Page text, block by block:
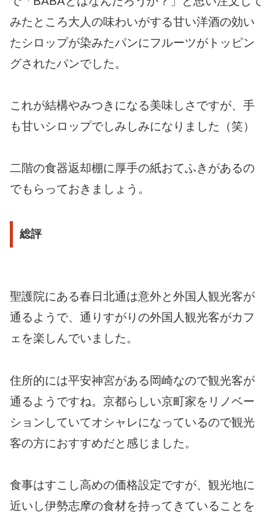
みたところ大人の味わいがする甘い洋酒の効い
たシロップが染みたパンにフルーツがトッピン
グされたパンでした。
これが結構やみつきになる美味しさですが、手
も甘いシロップでしみしみになりました（笑）
二階の食器返却棚に厚手の紙おてふきがあるの
でもらっておきましょう。
総評
聖護院にある春日北通は意外と外国人観光客が
通るようで、通りすがりの外国人観光客がカフ
ェを楽しんでいました。
住所的には平安神宮がある岡崎なので観光客が
通るようですね。京都らしい京町家をリノベー
ションしていてオシャレになっているので観光
客の方におすすめだと感じました。
食事はすこし高めの価格設定ですが、観光地に
近いし伊勢志摩の食材を持ってきていることを